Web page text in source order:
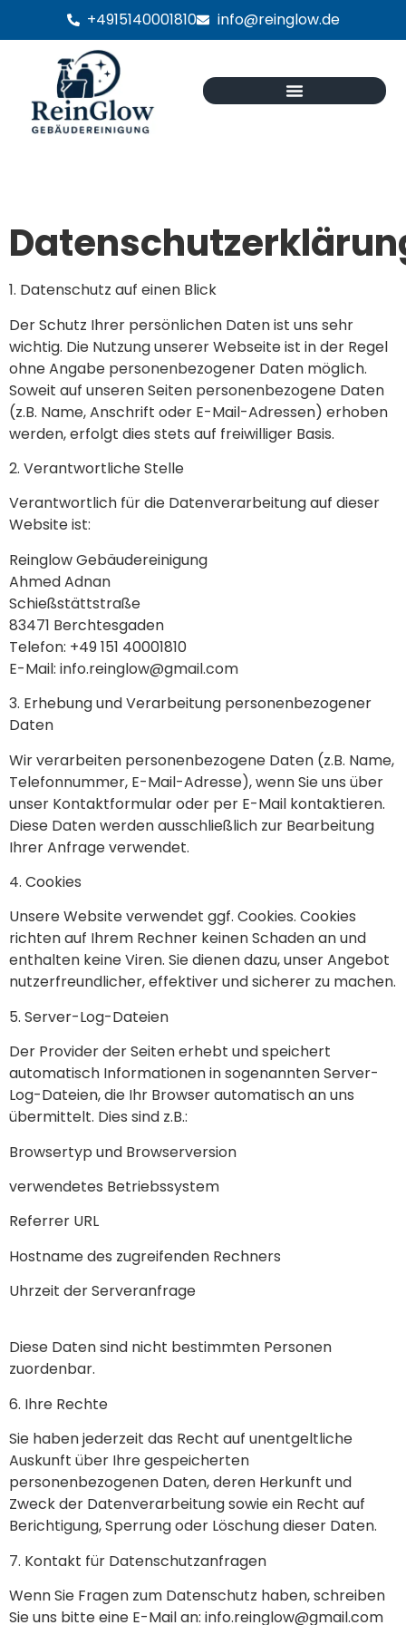
+4915140001810 info@reinglow.de
1. Datenschutz auf einen Blick
Der Schutz Ihrer persönlichen Daten ist uns sehr
wichtig. Die Nutzung unserer Webseite ist in der Regel
ohne Angabe personenbezogener Daten möglich.
Soweit auf unseren Seiten personenbezogene Daten
(z.B. Name, Anschrift oder E-Mail-Adressen) erhoben
werden, erfolgt dies stets auf freiwilliger Basis.
2. Verantwortliche Stelle
Verantwortlich für die Datenverarbeitung auf dieser
Website ist:
Reinglow Gebäudereinigung
Ahmed Adnan
Schießstättstraße
83471 Berchtesgaden
Telefon: +49 151 40001810
E-Mail: info.reinglow@gmail.com
3. Erhebung und Verarbeitung personenbezogener
Daten
Wir verarbeiten personenbezogene Daten (z.B. Name,
Telefonnummer, E-Mail-Adresse), wenn Sie uns über
unser Kontaktformular oder per E-Mail kontaktieren.
Diese Daten werden ausschließlich zur Bearbeitung
Ihrer Anfrage verwendet.
4. Cookies
Unsere Website verwendet ggf. Cookies. Cookies
richten auf Ihrem Rechner keinen Schaden an und
enthalten keine Viren. Sie dienen dazu, unser Angebot
nutzerfreundlicher, effektiver und sicherer zu machen.
5. Server-Log-Dateien
Der Provider der Seiten erhebt und speichert
automatisch Informationen in sogenannten Server-
Log-Dateien, die Ihr Browser automatisch an uns
übermittelt. Dies sind z.B.:
Browsertyp und Browserversion
verwendetes Betriebssystem
Referrer URL
Hostname des zugreifenden Rechners
Uhrzeit der Serveranfrage
Diese Daten sind nicht bestimmten Personen
zuordenbar.
6. Ihre Rechte
Sie haben jederzeit das Recht auf unentgeltliche
Auskunft über Ihre gespeicherten
personenbezogenen Daten, deren Herkunft und
Zweck der Datenverarbeitung sowie ein Recht auf
Berichtigung, Sperrung oder Löschung dieser Daten.
7. Kontakt für Datenschutzanfragen
Wenn Sie Fragen zum Datenschutz haben, schreiben
Sie uns bitte eine E-Mail an: info.reinglow@gmail.com